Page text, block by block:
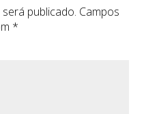
publicado. Campos
*